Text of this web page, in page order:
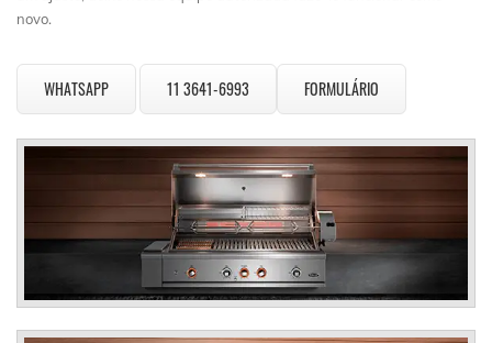
novo.
WHATSAPP 11 3641-6993 FORMULÁRIO